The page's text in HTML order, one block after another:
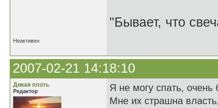
"Бывает, что
Неактивен
2007-02-21 14:18:10
Дикая плоть
Редактор
Я не могу спать, очень
Мне их страшна